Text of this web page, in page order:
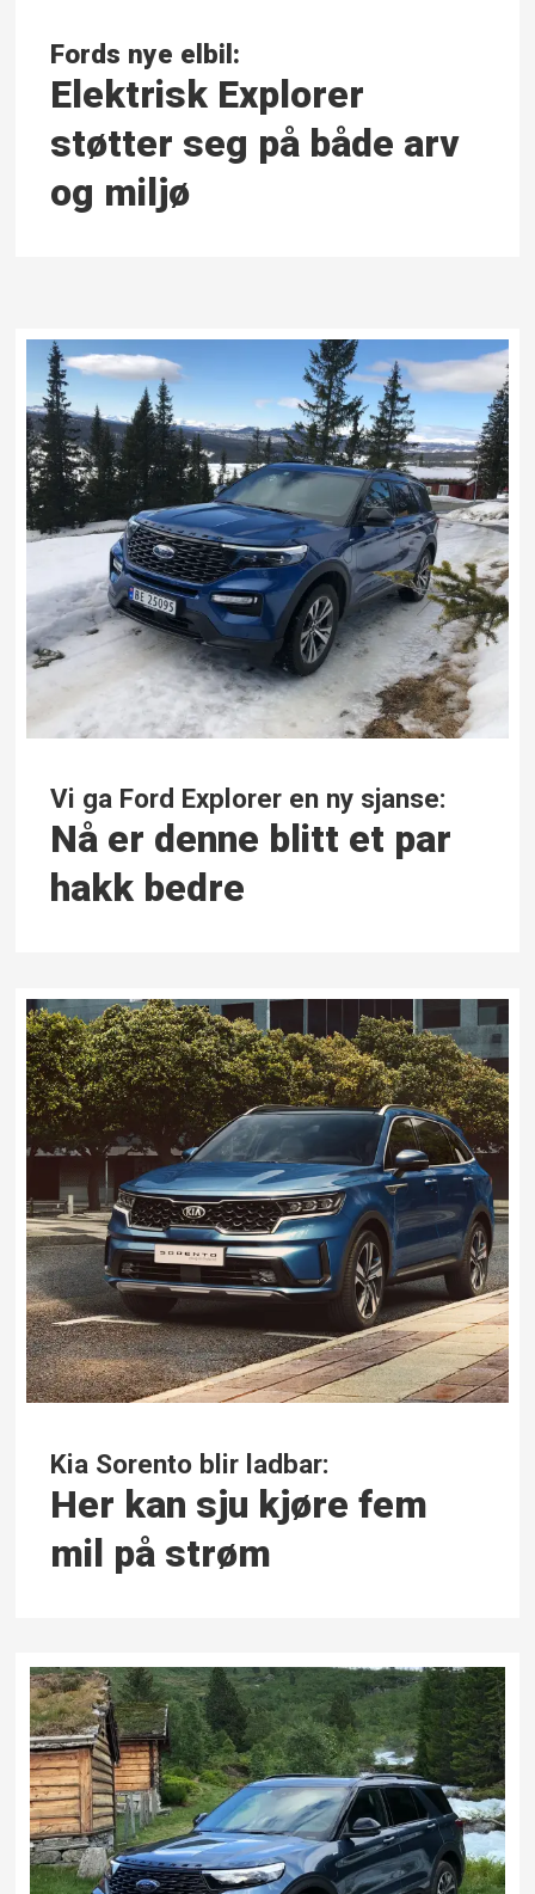
Fords nye elbil:
Elektrisk Explorer
støtter seg på både arv
og miljø
Vi ga Ford Explorer en ny sjanse:
Nå er denne blitt et par
hakk bedre
Kia Sorento blir ladbar:
Her kan sju kjøre fem
mil på strøm